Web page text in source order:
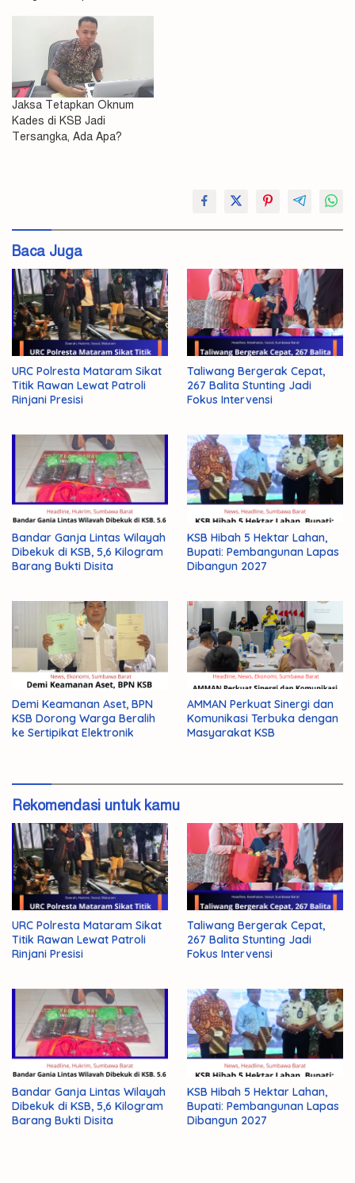
Jaksa Tetapkan Oknum
Kades di KSB Jadi
Tersangka, Ada Apa?
Pungli
Sekongkang
Baca Juga
URC Polresta Mataram Sikat
Titik Rawan Lewat Patroli
Rinjani Presisi
Taliwang Bergerak Cepat,
267 Balita Stunting Jadi
Fokus Intervensi
Bandar Ganja Lintas Wilayah
Dibekuk di KSB, 5,6 Kilogram
Barang Bukti Disita
KSB Hibah 5 Hektar Lahan,
Bupati: Pembangunan Lapas
Dibangun 2027
Demi Keamanan Aset, BPN
KSB Dorong Warga Beralih
ke Sertipikat Elektronik
AMMAN Perkuat Sinergi dan
Komunikasi Terbuka dengan
Masyarakat KSB
Rekomendasi untuk kamu
URC Polresta Mataram Sikat
Titik Rawan Lewat Patroli
Rinjani Presisi
Taliwang Bergerak Cepat,
267 Balita Stunting Jadi
Fokus Intervensi
Bandar Ganja Lintas Wilayah
Dibekuk di KSB, 5,6 Kilogram
Barang Bukti Disita
KSB Hibah 5 Hektar Lahan,
Bupati: Pembangunan Lapas
Dibangun 2027